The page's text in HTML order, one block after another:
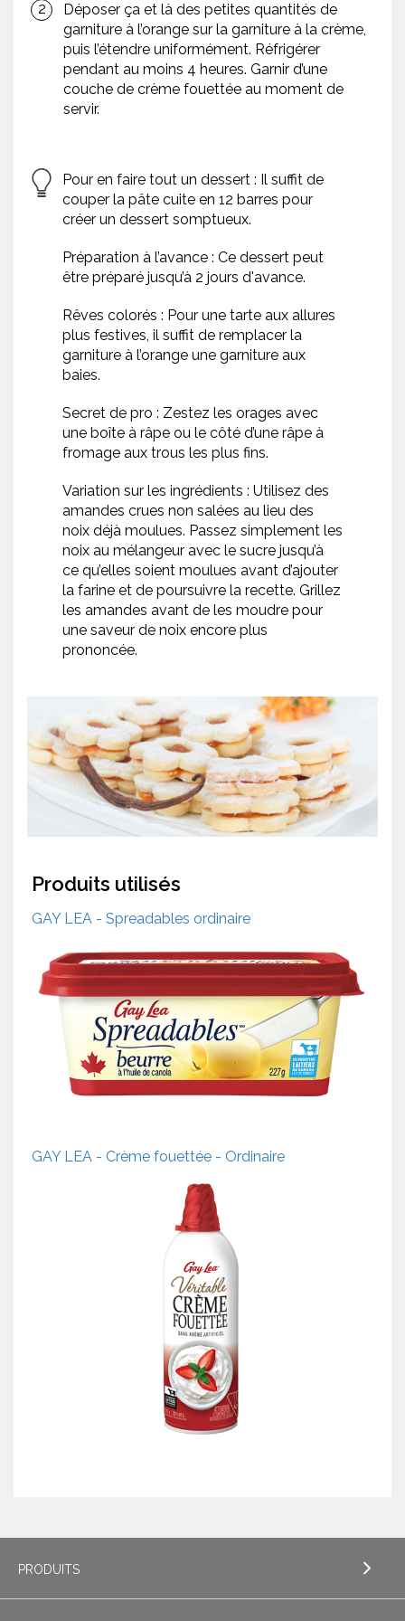
Déposer ça et là des petites quantités de
garniture à l’orange sur la garniture à la crème,
puis l’étendre uniformément. Réfrigérer
pendant au moins 4 heures. Garnir d’une
couche de crème fouettée au moment de
servir.
Pour en faire tout un dessert : Il suffit de
couper la pâte cuite en 12 barres pour
créer un dessert somptueux.
Préparation à l’avance : Ce dessert peut
être préparé jusqu’à 2 jours d'avance.
Rêves colorés : Pour une tarte aux allures
plus festives, il suffit de remplacer la
garniture à l’orange une garniture aux
baies.
Secret de pro : Zestez les orages avec
une boîte à râpe ou le côté d’une râpe à
fromage aux trous les plus fins.
Variation sur les ingrédients : Utilisez des
amandes crues non salées au lieu des
noix déjà moulues. Passez simplement les
noix au mélangeur avec le sucre jusqu’à
ce qu’elles soient moulues avant d’ajouter
la farine et de poursuivre la recette. Grillez
les amandes avant de les moudre pour
une saveur de noix encore plus
prononcée.
Produits utilisés
GAY LEA - Spreadables ordinaire
GAY LEA - Crème fouettée - Ordinaire
PRODUITS